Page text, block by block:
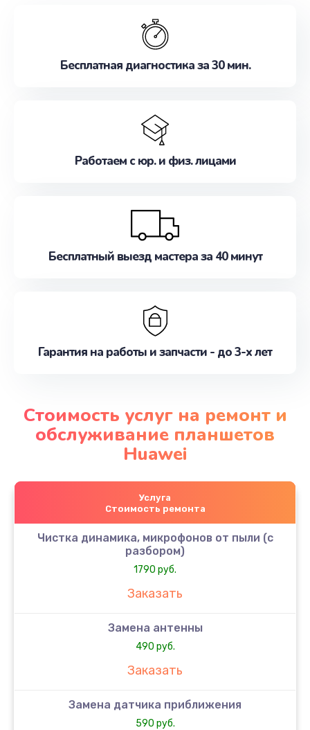
Бесплатная диагностика за 30 мин.
Работаем с юр. и физ. лицами
Бесплатный выезд мастера за 40 минут
Гарантия на работы и запчасти - до 3-х лет
Стоимость услуг на ремонт и
обслуживание планшетов
Huawei
Услуга
Стоимость ремонта
Чистка динамика, микрофонов от пыли (с
разбором)
1790 руб.
Заказать
Замена антенны
490 руб.
Заказать
Замена датчика приближения
590 руб.